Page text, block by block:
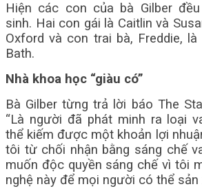
Hiện các con của bà Gilber
sinh. Hai con gái là Caitlin và
Oxford và con trai bà, Freddie,
Bath.
Nhà khoa học “giàu có”
Bà Gilber từng trả lời báo The
“Là người đã phát minh ra loại
thể kiếm được một khoản lợi
tôi từ chối nhận bằng sáng chế
muốn độc quyền sáng chế vì tôi
nghệ này để mọi người có thể sản